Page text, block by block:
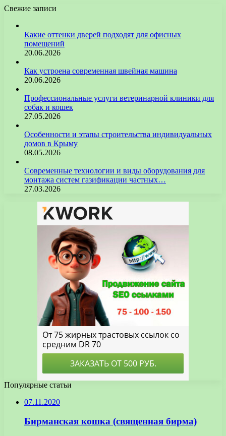
Свежие записи
Какие оттенки дверей подходят для офисных
помещений
20.06.2026
Как устроена современная швейная машина
20.06.2026
Профессиональные услуги ветеринарной клиники для
собак и кошек
27.05.2026
Особенности и этапы строительства индивидуальных
домов в Крыму
08.05.2026
Современные технологии и виды оборудования для
монтажа систем газификации частных…
27.03.2026
Популярные статьи
07.11.2020
Бирманская кошка (священная бирма)